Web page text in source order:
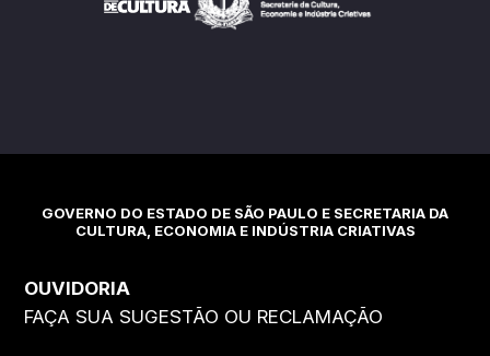
GOVERNO DO ESTADO DE SÃO PAULO E SECRETARIA DA
CULTURA, ECONOMIA E INDÚSTRIA CRIATIVAS
OUVIDORIA
FAÇA SUA SUGESTÃO OU RECLAMAÇÃO